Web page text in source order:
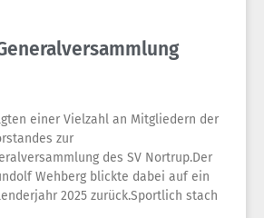
einer Vielzahl an Mitgliedern der
zur
des SV Nortrup.Der
Wehberg blickte dabei auf ein
2025 zurück.Sportlich stach